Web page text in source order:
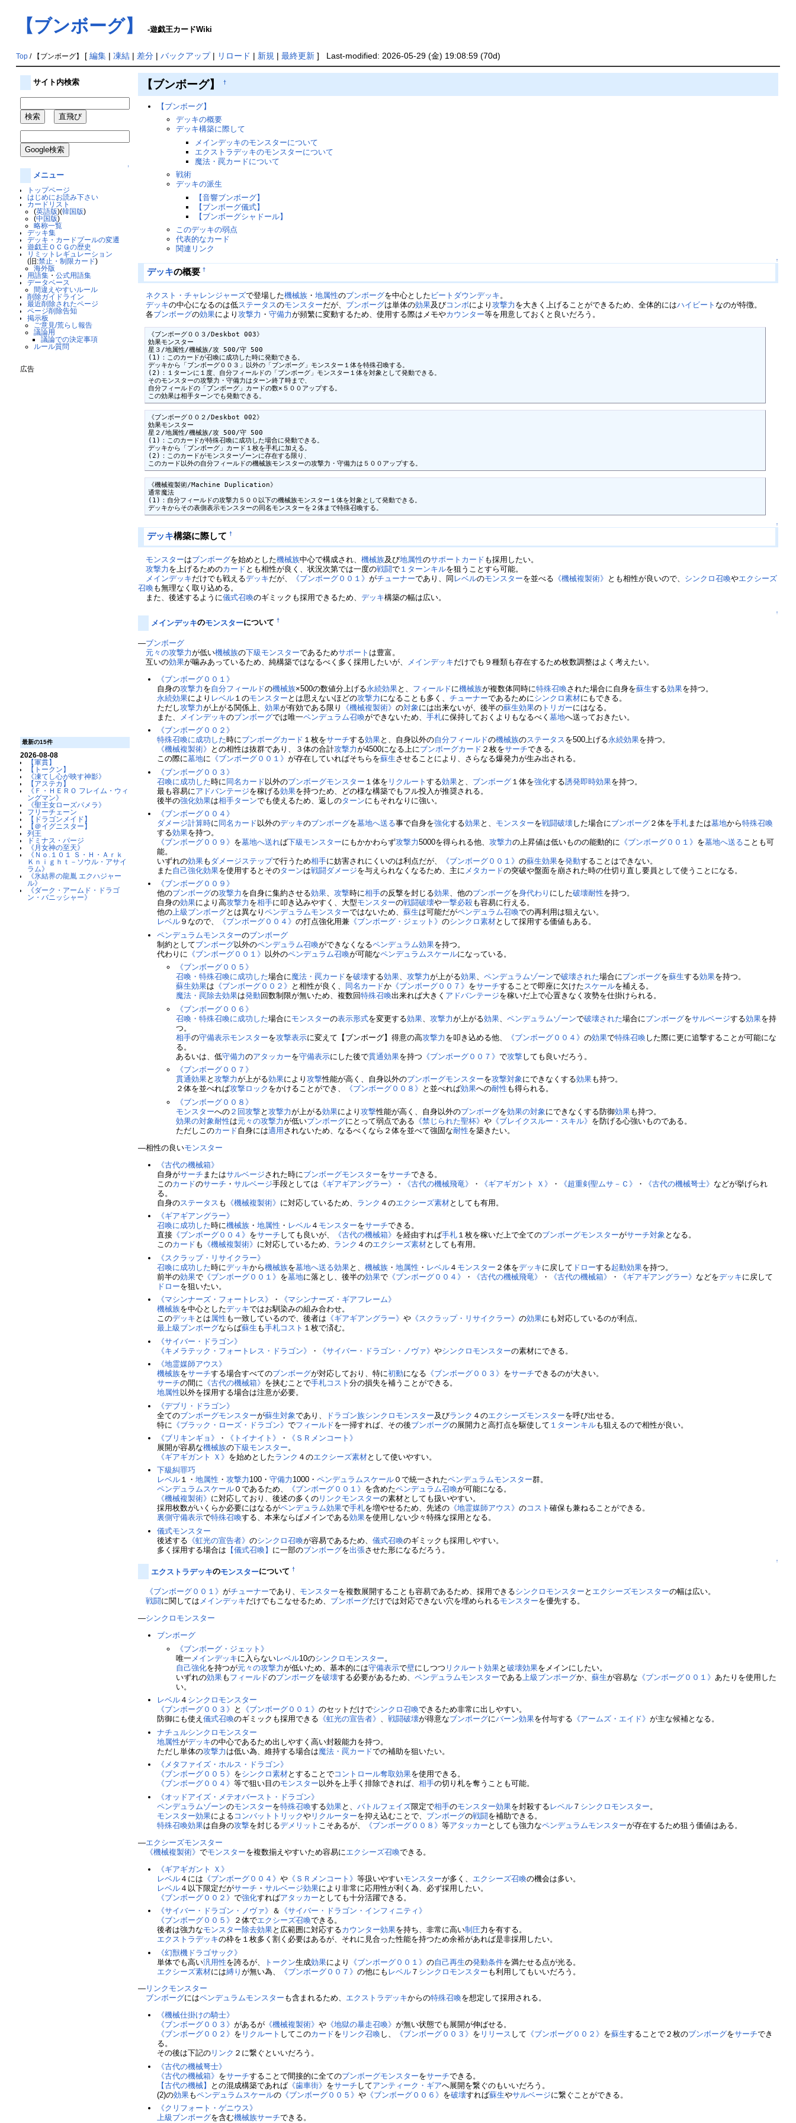
【ブンボーグ】 -遊戯王カードWiki
Top/ 【ブンボーグ】 [ 編集| 凍結| 差分| バックアップ| リロード | 新規 | 最終更新] Last-modified: 2026-05-29 (金) 19:08:59 (70d)
サイト内検索
↑
メニュー
トップページ
はじめにお読み下さい
カードリスト
(英語版)(韓国版)
(中国版)
略称一覧
デッキ集
デッキ・カードプールの変遷
遊戯王ＯＣＧの歴史
リミットレギュレーション
(旧:禁止・制限カード)
海外版
用語集・ 公式用語集
データベース
間違えやすいルール
削除ガイドライン
最近削除されたページ
ページ削除告知
掲示板
ご意見/荒らし報告
議論用
議論での決定事項
ルール質問
広告
最新の15件
2026-08-08
【軍貫】
【トークン】
《凍てし心が映す神影》
【アステカ】
《Ｆ・ＨＥＲＯ フレイム・ウィ
ングマン》
《聖王女ローズパメラ》
フリーチェーン
【ドラゴンメイド】
【＠イグニスター】
列王
ドミナス・パージ
《月女神の至天》
《Ｎｏ.１０１ Ｓ・Ｈ・Ａｒｋ
Ｋｎｉｇｈｔ－ソウル・アサイ
ラム》
《氷結界の龍胤 エクハジャー
ル》
《ダーク・アームド・ドラゴ
ン・バニッシャー》
【ブンボーグ】†
【ブンボーグ】
デッキの概要
デッキ構築に際して
メインデッキのモンスターについて
エクストラデッキのモンスターについて
魔法・罠カードについて
戦術
デッキの派生
【音響ブンボーグ】
【ブンボーグ儀式】
【ブンボーグシャドール】
このデッキの弱点
代表的なカード
関連リンク
↑
デッキの概要 †
ネクスト・チャレンジャーズで登場した機械族 ・地属性のブンボーグを中心とした ビートダウンデッキ 。
デッキの中心になるのは低ステータスのモンスターだが、 ブンボーグは単体の効果及びコンボにより攻撃力 を大きく上げることができるため、全体的にはハイビートなのが特徴。
各ブンボーグの効果により攻撃力 ・守備力が頻繁に変動するため、使用する際はメモやカウンター等を用意しておくと良いだろう。
《ブンボーグ００３/Deskbot 003》
効果モンスター
星３/地属性/機械族/攻 500/守 500
(1)：このカードが召喚に成功した時に発動できる。
デッキから「ブンボーグ００３」以外の「ブンボーグ」モンスター１体を特殊召喚する。
(2)：１ターンに１度、自分フィールドの「ブンボーグ」モンスター１体を対象として発動できる。
そのモンスターの攻撃力・守備力はターン終了時まで、
自分フィールドの「ブンボーグ」カードの数×５００アップする。
この効果は相手ターンでも発動できる。
《ブンボーグ００２/Deskbot 002》
効果モンスター
星２/地属性/機械族/攻 500/守 500
(1)：このカードが特殊召喚に成功した場合に発動できる。
デッキから「ブンボーグ」カード１枚を手札に加える。
(2)：このカードがモンスターゾーンに存在する限り、
このカード以外の自分フィールドの機械族モンスターの攻撃力・守備力は５００アップする。
《機械複製術/Machine Duplication》
通常魔法
(1)：自分フィールドの攻撃力５００以下の機械族モンスター１体を対象として発動できる。
デッキからその表側表示モンスターの同名モンスターを２体まで特殊召喚する。
↑
デッキ構築に際して †
モンスターはブンボーグを始めとした機械族中心で構成され、機械族及び地属性のサポートカード も採用したい。
攻撃力 を上げるためのカード とも相性が良く、状況次第では一度の戦闘で １ターンキルを狙うことすら可能。
メインデッキだけでも戦えるデッキだが、 《ブンボーグ００１》がチューナーであり、同 レベルのモンスターを並べる 《機械複製術》 とも相性が良いので、 シンクロ召喚やエクシーズ
召喚 も無理なく取り込める。
また、後述するように儀式召喚のギミックも採用できるため、デッキ構築の幅は広い。
↑
メインデッキのモンスターについて †
―ブンボーグ
元々の攻撃力が低い機械族の下級モンスターであるためサポート は豊富。
互いの効果が噛みあっているため、純構築ではなるべく多く採用したいが、 メインデッキだけでも９種類も存在するため枚数調整はよく考えたい。
《ブンボーグ００１》
自身の攻撃力 を自分フィールドの機械族×500の数値分上げる永続効果と、 フィールドに機械族が複数体同時に特殊召喚された場合に自身を蘇生する効果を持つ。
永続効果により レベル １のモンスター とは思えないほどの攻撃力 になることも多く、チューナーであるためにシンクロ素材にもできる。
ただし攻撃力が上がる関係上、効果が有効である限り 《機械複製術》の対象 には出来ないが、後半の蘇生効果の トリガーにはなる。
また、
メインデッキのブンボーグでは唯一ペンデュラム召喚ができないため、手札に保持しておくよりもなるべく墓地へ送っておきたい。
《ブンボーグ００２》
特殊召喚に成功した時にブンボーグカード １枚をサーチする効果と、自身以外の自分フィールドの機械族のステータスを500上げる永続効果を持つ。
《機械複製術》 との相性は抜群であり、３体の合計攻撃力が4500になる上にブンボーグカード ２枚をサーチできる。
この際に墓地に 《ブンボーグ００１》が存在していればそちらを蘇生させることにより、さらなる爆発力が生み出される。
《ブンボーグ００３》
召喚に成功した時に同名カード以外のブンボーグモンスター １体を リクルートする効果と、 ブンボーグ １体を強化する誘発即時効果を持つ。
最も容易にアドバンテージを稼げる効果を持つため、どの様な構築でもフル投入が推奨される。
後半の強化効果は相手ターンでも使えるため、返しのターンにもそれなりに強い。
《ブンボーグ００４》
ダメージ計算時に 同名カード 以外のデッキのブンボーグを墓地へ送る事で自身を強化する効果と、 モンスターを戦闘破壊した場合にブンボーグ ２体を手札 または墓地から特殊召喚
する効果を持つ。
《ブンボーグ００９》 を墓地へ送れば下級モンスターにもかかわらず攻撃力5000を得られる他、攻撃力の上昇値は低いものの能動的に 《ブンボーグ００１》 を墓地へ送る ことも可
能。
いずれの効果も ダメージステップで行うため相手に妨害されにくいのは利点だが、 《ブンボーグ００１》の蘇生効果を発動することはできない。
また自己強化効果を使用するとそのターンは戦闘ダメージを与えられなくなるため、主に メタカードの突破や盤面を崩された時の仕切り直し要員として使うことになる。
《ブンボーグ００９》
他のブンボーグの攻撃力 を自身に集約させる効果、攻撃時に相手の反撃を封じる効果、他のブンボーグを身代わり にした破壊耐性を持つ。
自身の効果により高攻撃力 を相手に叩き込みやすく、大型モンスターの戦闘破壊や一撃必殺も容易に行える。
他の上級 ブンボーグとは異なりペンデュラムモンスターではないため、蘇生は可能だがペンデュラム召喚での再利用は狙えない。
レベル ９なので、 《ブンボーグ００４》の打点強化用兼 《ブンボーグ・ジェット》のシンクロ素材として採用する価値もある。
ペンデュラムモンスターのブンボーグ
制約としてブンボーグ以外のペンデュラム召喚ができなくなるペンデュラム効果を持つ。
代わりに 《ブンボーグ００１》 以外のペンデュラム召喚が可能なペンデュラムスケールになっている。
《ブンボーグ００５》
召喚・特殊召喚に成功した場合に魔法・罠カードを破壊する効果、攻撃力が上がる効果、ペンデュラムゾーンで破壊された場合にブンボーグを蘇生する効果を持つ。
蘇生効果は 《ブンボーグ００２》 と相性が良く、 同名カードか 《ブンボーグ００７》 をサーチすることで即座に欠けたスケールを補える。
魔法・罠除去効果は発動回数制限が無いため、複数回特殊召喚出来れば大きく アドバンテージを稼いだ上で心置きなく攻勢を仕掛けられる。
《ブンボーグ００６》
召喚・特殊召喚に成功した場合にモンスターの表示形式を変更する効果 、攻撃力が上がる効果 、ペンデュラムゾーンで破壊された場合にブンボーグをサルベージする効果を持
つ。
相手の守備表示モンスターを攻撃表示に変えて【ブンボーグ】得意の高攻撃力 を叩き込める他、 《ブンボーグ００４》の効果で特殊召喚 した際に更に追撃することが可能にな
る。
あるいは、低守備力のアタッカーを守備表示にした後で貫通効果を持つ 《ブンボーグ００７》で攻撃しても良いだろう。
《ブンボーグ００７》
貫通効果と攻撃力が上がる効果により攻撃性能が高く、自身以外のブンボーグモンスターを攻撃対象にできなくする効果も持つ。
２体を並べれば攻撃ロック をかけることができ、 《ブンボーグ００８》 と並べれば効果への耐性 も得られる。
《ブンボーグ００８》
モンスターへの ２回攻撃と攻撃力が上がる効果により攻撃性能が高く、自身以外のブンボーグを効果の対象 にできなくする防御効果も持つ。
効果の対象耐性は元々の攻撃力が低いブンボーグにとって弱点である 《禁じられた聖杯》や 《ブレイクスルー・スキル》 を防げる心強いものである。
ただしこのカード自身には適用 されないため、なるべくなら２体を並べて強固な耐性を築きたい。
―相性の良いモンスター
《古代の機械箱》
自身がサーチ またはサルベージされた時にブンボーグモンスターをサーチできる。
このカードのサーチ ・サルベージ手段としては 《ギアギアングラー》 ・ 《古代の機械飛竜》 ・ 《ギアギガント Ｘ》 ・ 《超重剣聖ムサ－Ｃ》 ・ 《古代の機械弩士》などが挙げられ
る。
自身のステータス も 《機械複製術》 に対応しているため、 ランク ４のエクシーズ素材としても有用。
《ギアギアングラー》
召喚に成功した時に機械族 ・地属性 ・ レベル ４ モンスターをサーチできる。
直接 《ブンボーグ００４》 をサーチ しても良いが、 《古代の機械箱》 を経由すれば手札 １枚を稼いだ上で全てのブンボーグモンスターがサーチ対象 となる。
このカード も 《機械複製術》 に対応しているため、 ランク ４のエクシーズ素材としても有用。
《スクラップ・リサイクラー》
召喚に成功した時にデッキから機械族を墓地へ送る効果と、機械族 ・地属性 ・ レベル ４ モンスター ２体をデッキに戻して ドローする起動効果を持つ。
前半の効果で 《ブンボーグ００１》 を墓地に落とし、後半の効果で 《ブンボーグ００４》 ・ 《古代の機械飛竜》 ・ 《古代の機械箱》 ・ 《ギアギアングラー》などをデッキに戻して
ドローを狙いたい。
《マシンナーズ・フォートレス》
・
《マシンナーズ・ギアフレーム》
機械族を中心としたデッキではお馴染みの組み合わせ。
このデッキ とは属性 も一致しているので、後者は 《ギアギアングラー》や 《スクラップ・リサイクラー》の効果にも対応しているのが利点。
最上級 ブンボーグならば蘇生 も手札コスト １枚で済む。
《サイバー・ドラゴン》
《キメラテック・フォートレス・ドラゴン》
・ 《サイバー・ドラゴン・ノヴァ》やシンクロモンスターの素材にできる。
《地霊媒師アウス》
機械族をサーチする場合すべてのブンボーグが対応しており、特に初動になる 《ブンボーグ００３》 をサーチできるのが大きい。
サーチの間に 《古代の機械箱》 を挟むことで手札コスト分の損失を補うことができる。
地属性 以外を採用する場合は注意が必要。
《デブリ・ドラゴン》
全てのブンボーグモンスターが蘇生対象であり、 ドラゴン族シンクロモンスター及びランク ４のエクシーズモンスターを呼び出せる。
特に 《ブラック・ローズ・ドラゴン》でフィールドを一掃すれば、その後ブンボーグの展開力と高打点を駆使して １ターンキルも狙えるので相性が良い。
《ブリキンギョ》
・ 《トイナイト》 ・
《ＳＲメンコート》
展開が容易な機械族の下級モンスター 。
《ギアギガント Ｘ》 を始めとしたランク ４のエクシーズ素材として使いやすい。
下級糾罪巧
レベル １・地属性 ・攻撃力 100・守備力 1000・ペンデュラムスケール ０で統一されたペンデュラムモンスター群。
ペンデュラムスケール ０であるため、 《ブンボーグ００１》 を含めたペンデュラム召喚が可能になる。
《機械複製術》 に対応しており、後述の多くの リンクモンスターの素材としても扱いやすい。
採用枚数がいくらか必要にはなるがペンデュラム効果で手札を増やせるため、先述の 《地霊媒師アウス》のコスト確保も兼ねることができる。
裏側守備表示で特殊召喚する、本来ならばメインである効果を使用しない少々特殊な採用となる。
儀式モンスター
後述する 《虹光の宣告者》のシンクロ召喚が容易であるため、儀式召喚のギミックも採用しやすい。
多く採用する場合は 【儀式召喚】 に一部のブンボーグを出張させた形になるだろう。
↑
エクストラデッキのモンスターについて†
《ブンボーグ００１》がチューナーであり、 モンスターを複数展開することも容易であるため、採用できるシンクロモンスター と エクシーズモンスターの幅は広い。
戦闘に関しては メインデッキだけでもこなせるため、 ブンボーグだけでは対応できない穴を埋められるモンスターを優先する。
―シンクロモンスター
ブンボーグ
《ブンボーグ・ジェット》
唯一 メインデッキに入らないレベル10のシンクロモンスター 。
自己強化を持つが元々の攻撃力が低いため、基本的には守備表示で壁にしつつ リクルート効果と破壊効果をメインにしたい。
いずれの効果も フィールドのブンボーグを破壊する必要があるため、ペンデュラムモンスターである 上級 ブンボーグか、蘇生が容易な 《ブンボーグ００１》 あたりを使用した
い。
レベル ４ シンクロモンスター
《ブンボーグ００３》 と 《ブンボーグ００１》のセットだけでシンクロ召喚できるため非常に出しやすい。
防御にも使え儀式召喚のギミックも採用できる 《虹光の宣告者》 、戦闘破壊が得意なブンボーグにバーン効果を付与する 《アームズ・エイド》が主な候補となる。
ナチュルシンクロモンスター
地属性がデッキの中心であるため出しやすく高い封殺能力を持つ。
ただし単体の攻撃力 は低い為、維持する場合は魔法・罠カードでの補助を狙いたい。
《メタファイズ・ホルス・ドラゴン》
《ブンボーグ００５》 をシンクロ素材とすることでコントロール奪取効果を使用できる。
《ブンボーグ００４》等で狙い目のモンスター 以外を上手く排除できれば、相手の切り札を奪うことも可能。
《オッドアイズ・メテオバースト・ドラゴン》
ペンデュラムゾーンのモンスターを特殊召喚する効果と、バトルフェイズ限定で相手のモンスター効果を封殺する レベル ７ シンクロモンスター 。
モンスター効果による コンバットトリックや リクルーターを抑え込むことで、 ブンボーグの戦闘を補助できる。
特殊召喚効果は自身の攻撃を封じるデメリット こそあるが、 《ブンボーグ００８》等アタッカー としても強力なペンデュラムモンスターが存在するため狙う価値はある。
―エクシーズモンスター
《機械複製術》でモンスターを複数揃えやすいため容易にエクシーズ召喚できる。
《ギアギガント Ｘ》
レベル ４には 《ブンボーグ００４》や 《ＳＲメンコート》等扱いやすいモンスターが多く、 エクシーズ召喚の機会は多い。
レベル ４以下限定だがサーチ ・サルベージ効果により非常に応用性が利く為、必ず採用したい。
《ブンボーグ００２》で強化すればアタッカー としても十分活躍できる。
《サイバー・ドラゴン・ノヴァ》 ＆ 《サイバー・ドラゴン・インフィニティ》
《ブンボーグ００５》
２体でエクシーズ召喚できる。
後者は強力なモンスター除去効果と広範囲に対応するカウンター効果を持ち、非常に高い制圧力を有する。
エクストラデッキの枠を１枚多く割く必要はあるが、それに見合った性能を持つため余裕があれば是非採用したい。
《幻獣機ドラゴサック》
単体でも高い汎用性を誇るが、 トークン生成効果により 《ブンボーグ００１》の自己再生の発動条件を満たせる点が光る。
エクシーズ素材には縛りが無い為、 《ブンボーグ００７》の他にも レベル ７ シンクロモンスター も利用してもいいだろう。
― リンクモンスター
ブンボーグにはペンデュラムモンスター も含まれるため、 エクストラデッキからの特殊召喚を想定して採用される。
《機械仕掛けの騎士》
《ブンボーグ００３》があるが 《機械複製術》や 《地獄の暴走召喚》が無い状態でも展開が伸ばせる。
《ブンボーグ００２》 を リクルート してこのカードを リンク召喚 し、 《ブンボーグ００３》 を リリース して 《ブンボーグ００２》 を蘇生することで２枚のブンボーグをサーチでき
る。
その後は下記の リンク ２に繋ぐといいだろう。
《古代の機械弩士》
《古代の機械箱》 をサーチすることで間接的に全てのブンボーグモンスターをサーチできる。
【古代の機械】
との混成構築であれば 《歯車街》 をサーチ してアンティーク・ギアへ展開を繋ぐのもいいだろう。
(2)の効果もペンデュラムスケールの 《ブンボーグ００５》や 《ブンボーグ００６》 を破壊すれば蘇生やサルベージに繋ぐことができる。
《クリフォート・ゲニウス》
上級 ブンボーグを含む機械族サーチできる。